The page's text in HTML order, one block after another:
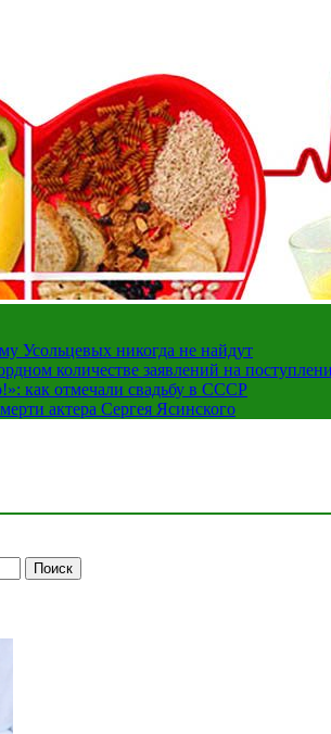
Усольцевых никогда не найдут
количестве заявлений на
как отмечали свадьбу в СССР
актера Сергея Ясинского